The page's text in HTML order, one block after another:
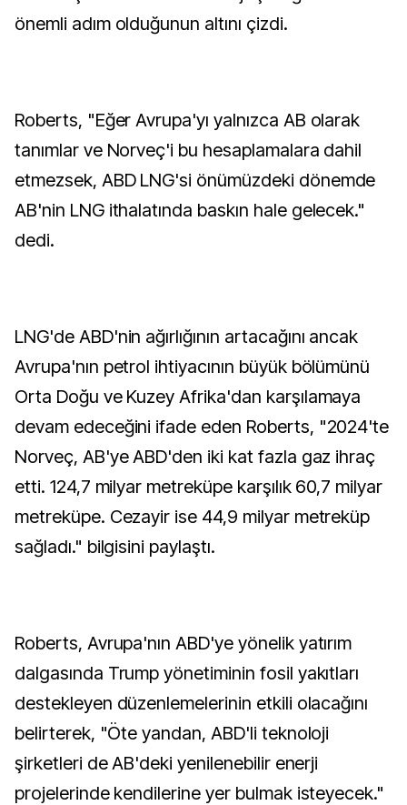
önemli adım olduğunun altını çizdi.
Roberts, "Eğer Avrupa'yı yalnızca AB olarak
tanımlar ve Norveç'i bu hesaplamalara dahil
etmezsek, ABD LNG'si önümüzdeki dönemde
AB'nin LNG ithalatında baskın hale gelecek."
dedi.
LNG'de ABD'nin ağırlığının artacağını ancak
Avrupa'nın petrol ihtiyacının büyük bölümünü
Orta Doğu ve Kuzey Afrika'dan karşılamaya
devam edeceğini ifade eden Roberts, "2024'te
Norveç, AB'ye ABD'den iki kat fazla gaz ihraç
etti. 124,7 milyar metreküpe karşılık 60,7 milyar
metreküpe. Cezayir ise 44,9 milyar metreküp
sağladı." bilgisini paylaştı.
Roberts, Avrupa'nın ABD'ye yönelik yatırım
dalgasında Trump yönetiminin fosil yakıtları
destekleyen düzenlemelerinin etkili olacağını
belirterek, "Öte yandan, ABD'li teknoloji
şirketleri de AB'deki yenilenebilir enerji
projelerinde kendilerine yer bulmak isteyecek."